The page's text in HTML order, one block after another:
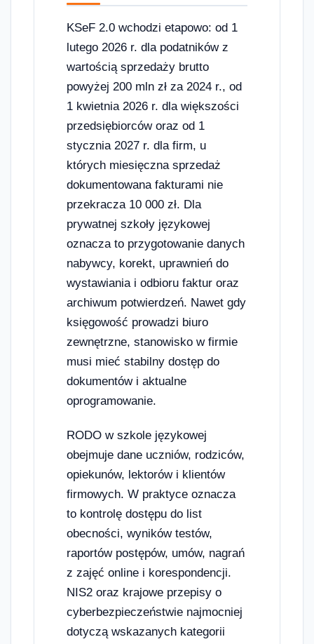
KSeF 2.0 wchodzi etapowo: od 1
lutego 2026 r. dla podatników z
wartością sprzedaży brutto
powyżej 200 mln zł za 2024 r., od
1 kwietnia 2026 r. dla większości
przedsiębiorców oraz od 1
stycznia 2027 r. dla firm, u
których miesięczna sprzedaż
dokumentowana fakturami nie
przekracza 10 000 zł. Dla
prywatnej szkoły językowej
oznacza to przygotowanie danych
nabywcy, korekt, uprawnień do
wystawiania i odbioru faktur oraz
archiwum potwierdzeń. Nawet gdy
księgowość prowadzi biuro
zewnętrzne, stanowisko w firmie
musi mieć stabilny dostęp do
dokumentów i aktualne
oprogramowanie.
RODO w szkole językowej
obejmuje dane uczniów, rodziców,
opiekunów, lektorów i klientów
firmowych. W praktyce oznacza
to kontrolę dostępu do list
obecności, wyników testów,
raportów postępów, umów, nagrań
z zajęć online i korespondencji.
NIS2 oraz krajowe przepisy o
cyberbezpieczeństwie najmocniej
dotyczą wskazanych kategorii